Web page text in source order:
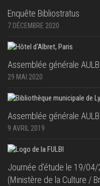
Enquête Bibliostratus
7 DÉCEMBRE 2020
Assemblée générale
29 MAI 2020
Assemblée générale
9 AVRIL 2019
Journée d’étude le 19/04/
(Ministère de la Culture /